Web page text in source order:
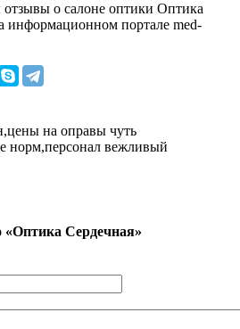
отзывы о салоне оптики Оптика
информационном портале med-
на оправы чуть
норм,персонал вежливый
Сердечная»